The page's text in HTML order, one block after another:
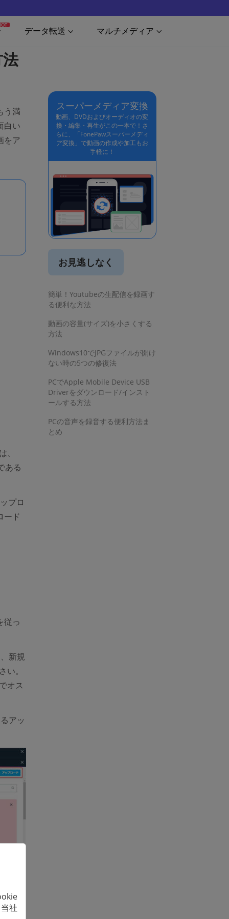
データ転送 マルチメディア
う満
白い
をア
ある
プロ
ード
従っ
新規
。
オス
アッ
ー
スーパーメディア変換
動画、DVDおよびオーディオの変
換・編集・再生がこの一本で！さ
らに、「FonePawスーパーメディ
ア変換」で動画の作成や加工もお
手軽に！
お見逃しなく
簡単！Youtubeの生配信を録画す
る便利な方法
動画の容量(サイズ)を小さくする
方法
Windows10でJPGファイルが開け
ない時の5つの修復法
PCでApple Mobile Device USB
Driverをダウンロード/インスト
ールする方法
PCの音声を録音する便利方法ま
とめ
社